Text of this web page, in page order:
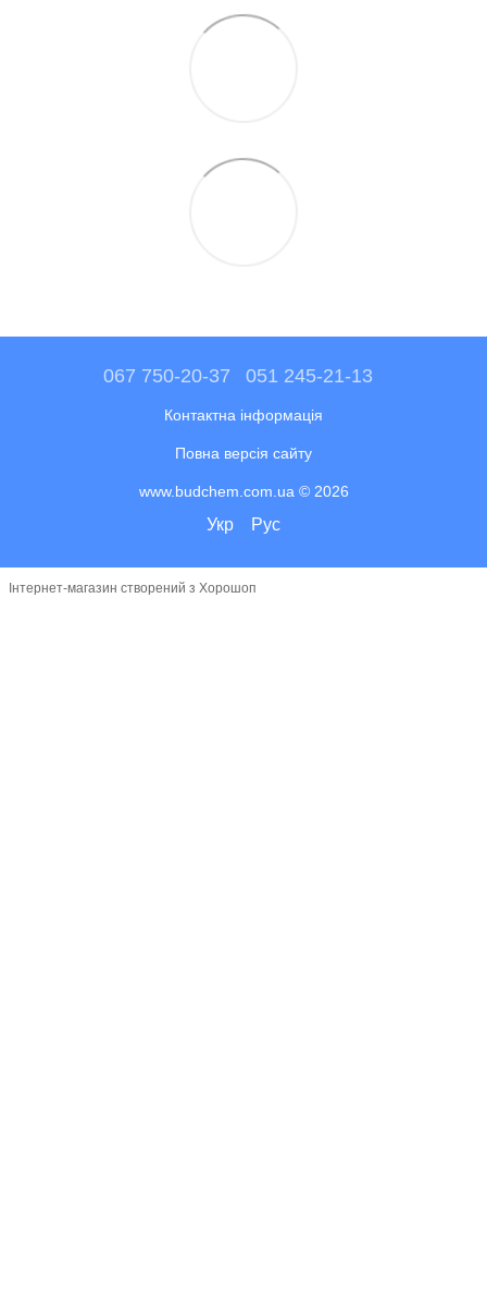
067 750-20-37 051 245-21-13
Контактна інформація
Повна версія сайту
www.budchem.com.ua © 2026
Укр Рус
Інтернет-магазин створений з Хорошоп